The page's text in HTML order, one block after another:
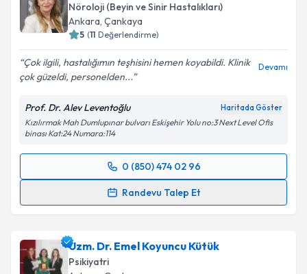
E-posta Adresiniz
Kişisel verilerimin işlenmesine ilişkin
kapsamda işlenmesini kabul ediyorum.
Takvim Talebini Gönder
Nöroloji (Beyin ve Sinir Hastalıkları)
Ankara, Çankaya
5 (11 Değerlendirme)
Çok ilgili, hastalığımın teşhisini hemen koyabildi. Klinik
çok güzeldi, personelden...
Devamı
Prof. Dr. Alev Leventoğlu Haritada Göster
Kızılırmak Mah Dumlupınar bulvarı Eskişehir Yolu no:3 Next Level Ofis
binası Kat:24 Numara:114
0 (850) 474 02 96
Randevu Talep Et
Randevu Takvimi Talebi
takvim hazırlandığında e-posta ile bilgilendireceğiz.
Uzm. Dr. Emel Koyuncu Kütük
Psikiyatri